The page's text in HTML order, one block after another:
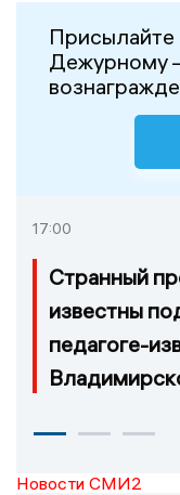
Дежурному
17:00
Странный
известны
педагоге-
Новости СМИ2